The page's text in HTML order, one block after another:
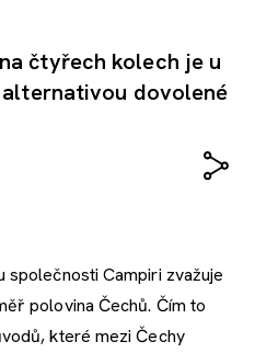
čtyřech kolech je u
dovolené
společnosti Campiri zvažuje
polovina Čechů. Čím to
které mezi Čechy